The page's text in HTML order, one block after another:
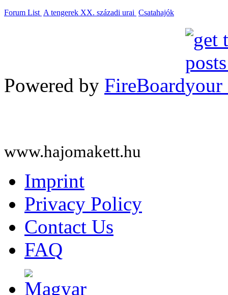
Forum List A tengerek XX. századi urai Csatahajók
Powered by FireBoard
www.hajomakett.hu
Imprint
Privacy Policy
Contact Us
FAQ